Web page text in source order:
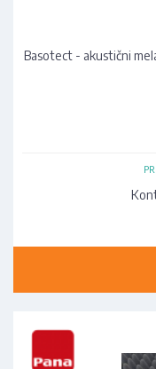
Basotect - akustični